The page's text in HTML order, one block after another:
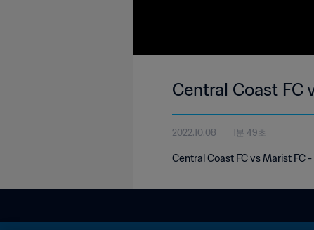
Central Coast FC
2022.10.08 1분 49초
Central Coast FC vs Marist FC